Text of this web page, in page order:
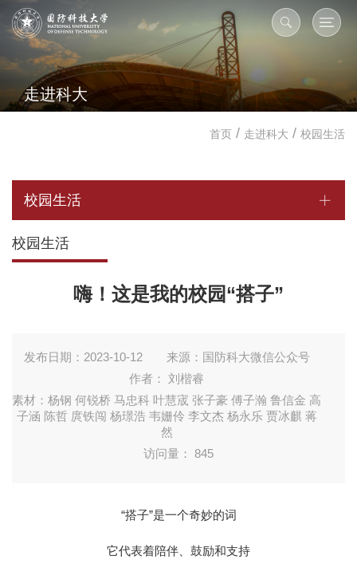
走进科大
首页 / 走进科大 / 校园生活
校园生活
校园生活
嗨！这是我的校园“搭子”
发布日期：2023-10-12
来源：国防科大微信公众号
作者： 刘楷睿
素材：杨钢 何锐桥 马忠科 叶慧宬 张子豪 傅子瀚 鲁信金 高
子涵 陈哲 庹铁闯 杨璟浩 韦姗伶 李文杰 杨永乐 贾冰麒 蒋
然
访问量： 845
“搭子”是一个奇妙的词
它代表着陪伴、鼓励和支持